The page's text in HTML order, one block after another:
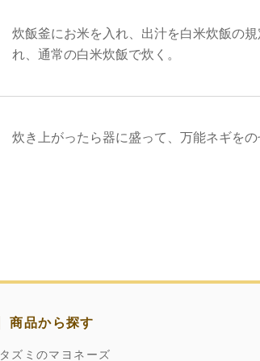
炊飯釜にお米を入れ、出汁を白米炊飯の
れ、通常の白米炊飯で炊く。
炊き上がったら器に盛って、万能ネギをの
商品から探す
タズミのマヨネーズ